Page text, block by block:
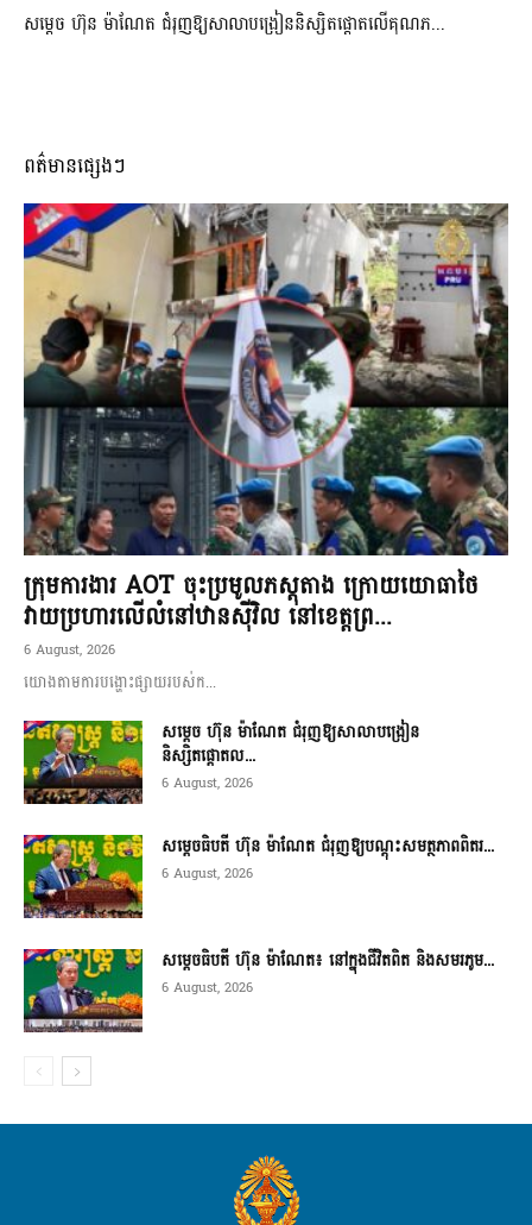
សម្តេច ហ៊ុន ម៉ាណែត ជំរុញឱ្យសាលាបង្រៀននិស្សិតផ្តោតលើគុណភ...
ពត៌មានផ្សេងៗ
ក្រុមការងារ AOT ចុះប្រមូលភស្តុតាង ក្រោយយោធាថៃ
វាយប្រហារលើលំនៅឋានស៊ីវិល នៅខេត្តព្រ...
6 August, 2026
យោងតាមការបង្ហោះផ្សាយរបស់ក...
សម្តេច ហ៊ុន ម៉ាណែត ជំរុញឱ្យសាលាបង្រៀន
និស្សិតផ្តោតល...
6 August, 2026
សម្តេចធិបតី ហ៊ុន ម៉ាណែត ជំរុញឱ្យបណ្តុះសមត្ថភាពពិតរ...
6 August, 2026
សម្តេចធិបតី ហ៊ុន ម៉ាណែត៖ នៅក្នុងជីវិតពិត និងសមរភូម...
6 August, 2026